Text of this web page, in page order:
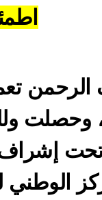
الرحمن
وحصلت
إشراف
الوطني